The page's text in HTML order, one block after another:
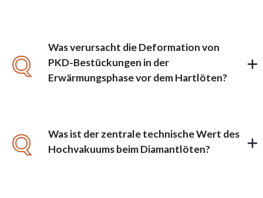
Q
Was verursacht die Deformation von
PKD-Bestückungen in der
Erwärmungsphase vor dem Hartlöten?
Q
Was ist der zentrale technische Wert des
Hochvakuums beim Diamantlöten?